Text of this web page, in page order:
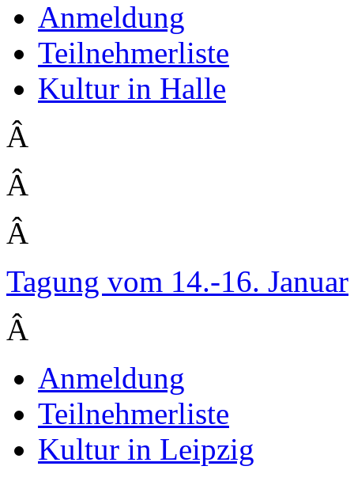
Anmeldung
Teilnehmerliste
Kultur in Halle
Â
Â
Â
Tagung vom 14.-16. Januar
Â
Anmeldung
Teilnehmerliste
Kultur in Leipzig